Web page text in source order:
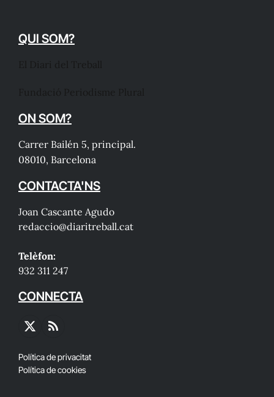
QUI SOM?
ON SOM?
Carrer Bailén 5, principal.
08010, Barcelona
CONTACTA'NS
Joan Cascante Agudo
redaccio@diaritreball.cat
Telèfon:
932 311 247
CONNECTA
X
RSS
Política de privacitat
Política de cookies